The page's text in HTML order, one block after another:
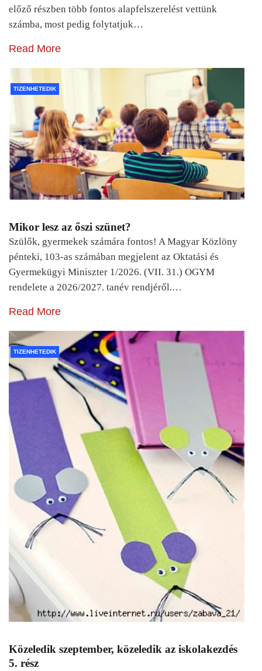
előző részben több fontos alapfelszerelést vettünk
számba, most pedig folytatjuk…
Read More
TIZENHETEDIK
Mikor lesz az őszi szünet?
Szülők, gyermekek számára fontos! A Magyar Közlöny
pénteki, 103-as számában megjelent az Oktatási és
Gyermekügyi Miniszter 1/2026. (VII. 31.) OGYM
rendelete a 2026/2027. tanév rendjéről.…
Read More
TIZENHETEDIK
Közeledik szeptember, közeledik az iskolakezdés
5. rész